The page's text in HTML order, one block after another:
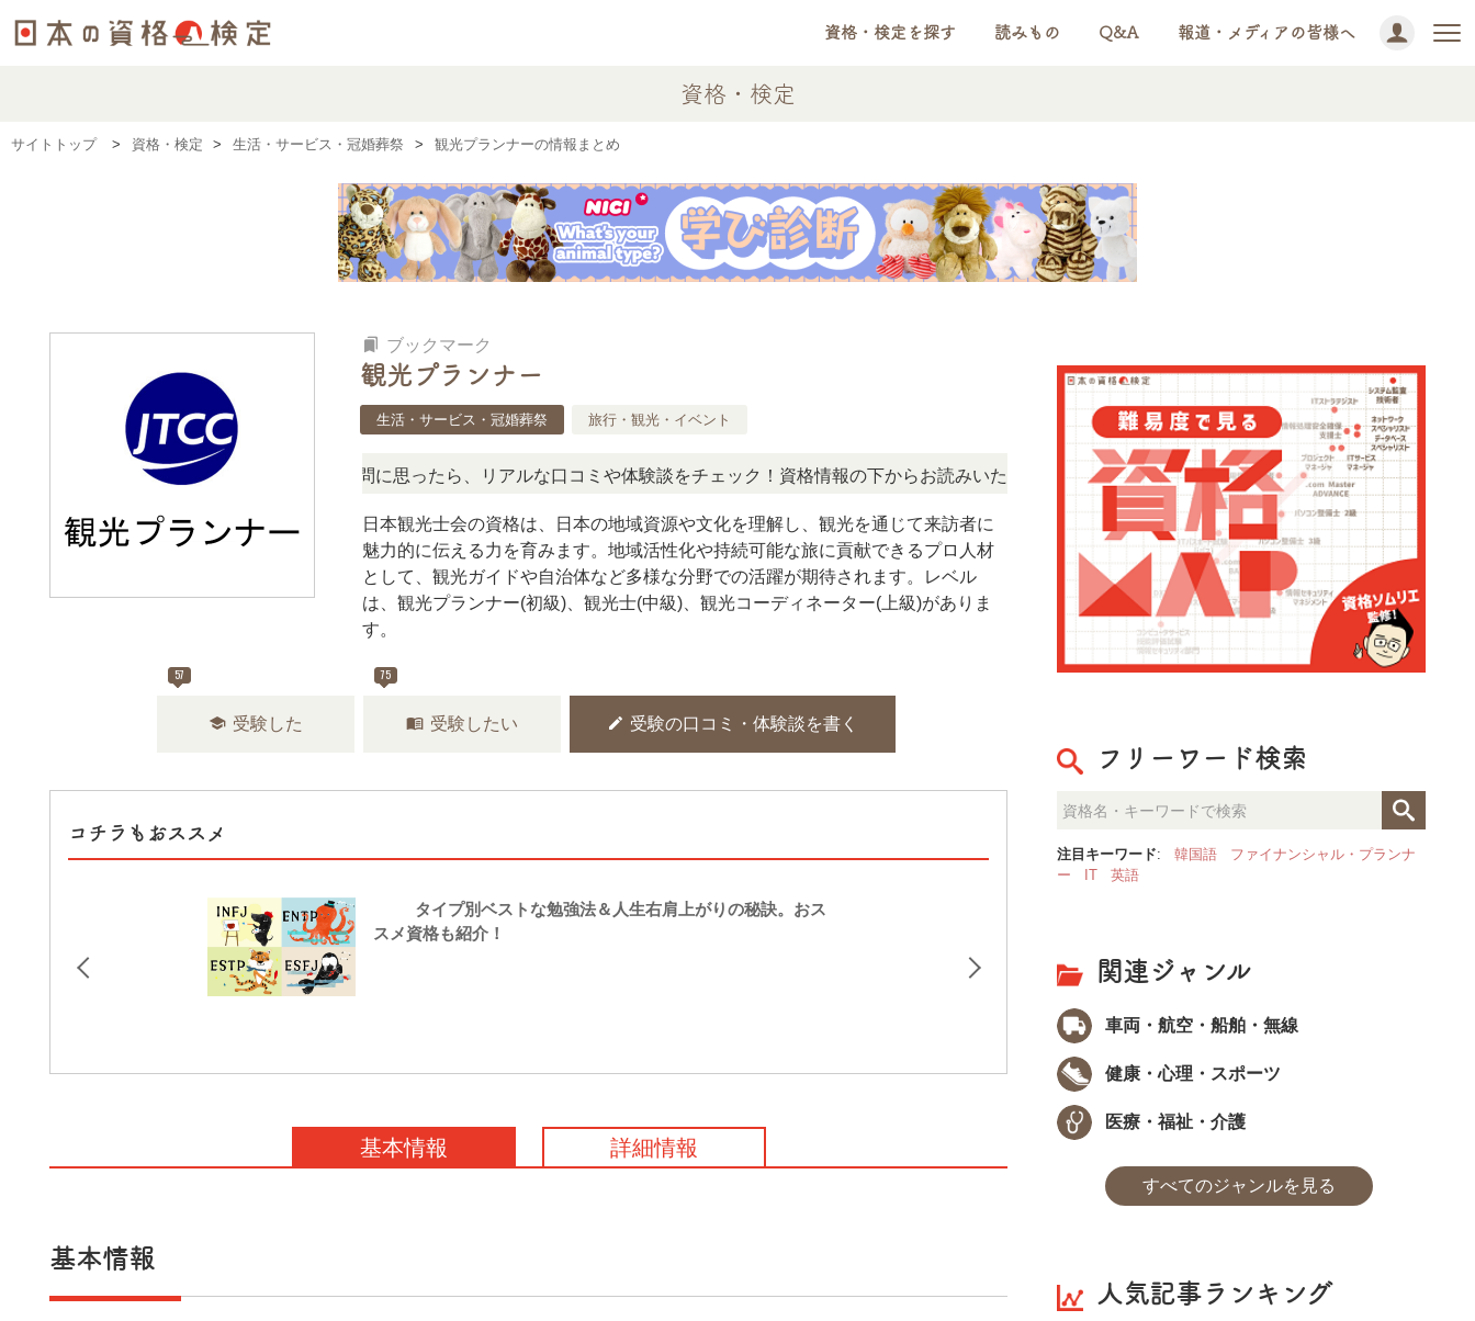
資格・検定を探す 読みもの Q&A 報道・メディアの皆様へ
資格・検定
サイトトップ 資格・検定 生活・サービス・冠婚葬祭 観光プランナーの情報まとめ
bookmarks ブックマーク
観光プランナー
生活・サービス・冠婚葬祭 旅行・観光・イベント
、難しい？」「どんな試験？」と疑問に思ったら、リアルな口コミや体験談をチェック！資格情報の下からお読みいただけます。 NEWS! 「この検定、難しい？」「どんな試験？」
日本観光士会の資格は、日本の地域資源や文化を理解し、観光を通じて来訪者に
魅力的に伝える力を育みます。地域活性化や持続可能な旅に貢献できるプロ人材
として、観光ガイドや自治体など多様な分野での活躍が期待されます。レベル
は、観光プランナー(初級)、観光士(中級)、観光コーディネーター(上級)がありま
す。
57
school 受験した
75
menu_book 受験したい edit 受験の口コミ・体験談を書く
コチラもおススメ
16タイプ別ベストな勉強法＆人生右肩上がりの秘訣。おス
スメ資格も紹介！
勉強や仕事、人生において上手く
者）をフューチャー。おススメの資
基本情報 詳細情報
基本情報
フリーワード検索
注目キーワード: 韓国語
ファイナンシャル・プランナ
ー
IT 英語
関連ジャンル
車両・航空・船舶・無線
健康・心理・スポーツ
医療・福祉・介護
すべてのジャンルを見る
人気記事ランキング